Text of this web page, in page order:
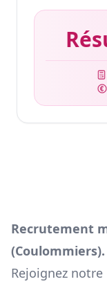
Recrutement
(Coulommiers).
Rejoignez